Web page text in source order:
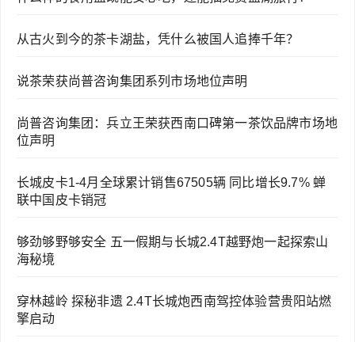
从古火到今的茶卡湖盐，凭什么被国人追捧千年？
说茶荣获尚普咨询集团系列市场地位声明
尚普咨询集团：兵立王荣获西南口碑第一茶饮品牌市场地
位声明
长城皮卡1-4月全球累计销售67505辆 同比增长9.7% 蝉
联中国皮卡销冠
够劲够野够安全 五一假期与长城2.4T越野炮一起探索山
海秘境
穿林越岭 探秘非遗 2.4T长城炮西南驾控体验营贵阳站燃
擎启动